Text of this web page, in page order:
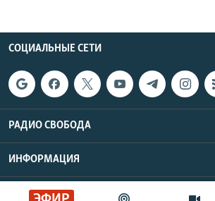
СОЦИАЛЬНЫЕ СЕТИ
РАДИО СВОБОДА
ИНФОРМАЦИЯ
Радио Свобода © 2026 RFE/RL, Inc. |